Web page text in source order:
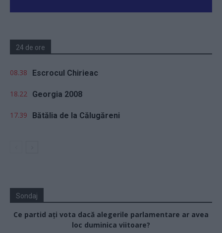
24 de ore
08.38 Escrocul Chirieac
18.22 Georgia 2008
17.39 Bătălia de la Călugăreni
Sondaj
Ce partid ați vota dacă alegerile parlamentare ar avea
loc duminica viitoare?